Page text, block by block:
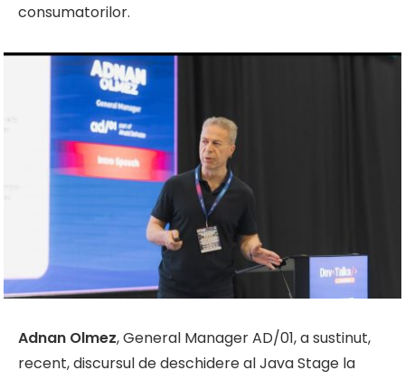
consumatorilor.
Adnan Olmez, General Manager AD/01, a sustinut,
recent, discursul de deschidere al Java Stage la